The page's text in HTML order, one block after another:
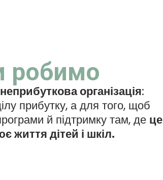
неприбуткова організація:
прибутку, а для того, щоб
й підтримку там, де це
життя дітей і шкіл.